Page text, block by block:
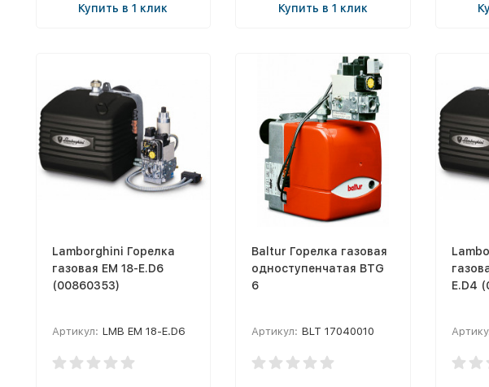
Купить в 1 клик Купить в 1 клик
Lamborghini Горелка
газовая EM 18-E.D6
(00860353)
Артикул: LMB EM 18-E.D6
Baltur Горелка газовая
одноступенчатая BTG
6
Артикул: BLT 17040010
E.D4